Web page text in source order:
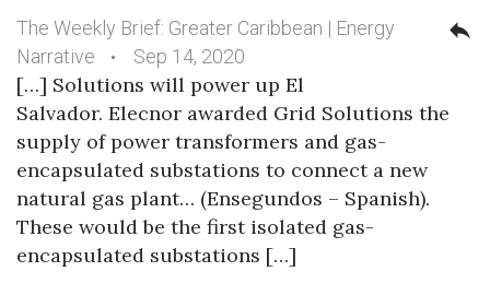
The Weekly Brief: Greater Caribbean | Energy
Narrative
Sep 14, 2020
[…] Solutions will power up El
Salvador. Elecnor awarded Grid Solutions the
supply of power transformers and gas-
encapsulated substations to connect a new
natural gas plant… (Ensegundos – Spanish).
These would be the first isolated gas-
encapsulated substations […]
reply